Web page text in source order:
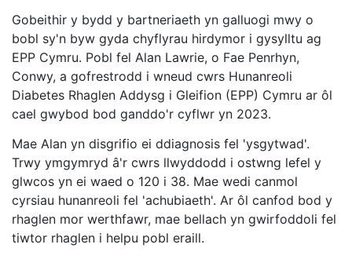
Gobeithir y bydd y bartneriaeth yn galluogi mwy o
bobl sy'n byw gyda chyflyrau hirdymor i gysylltu ag
EPP Cymru. Pobl fel Alan Lawrie, o Fae Penrhyn,
Conwy, a gofrestrodd i wneud cwrs Hunanreoli
Diabetes Rhaglen Addysg i Gleifion (EPP) Cymru ar ôl
cael gwybod bod ganddo'r cyflwr yn 2023.
Mae Alan yn disgrifio ei ddiagnosis fel 'ysgytwad'.
Trwy ymgymryd â'r cwrs llwyddodd i ostwng lefel y
glwcos yn ei waed o 120 i 38. Mae wedi canmol
cyrsiau hunanreoli fel 'achubiaeth'. Ar ôl canfod bod y
rhaglen mor werthfawr, mae bellach yn gwirfoddoli fel
tiwtor rhaglen i helpu pobl eraill.